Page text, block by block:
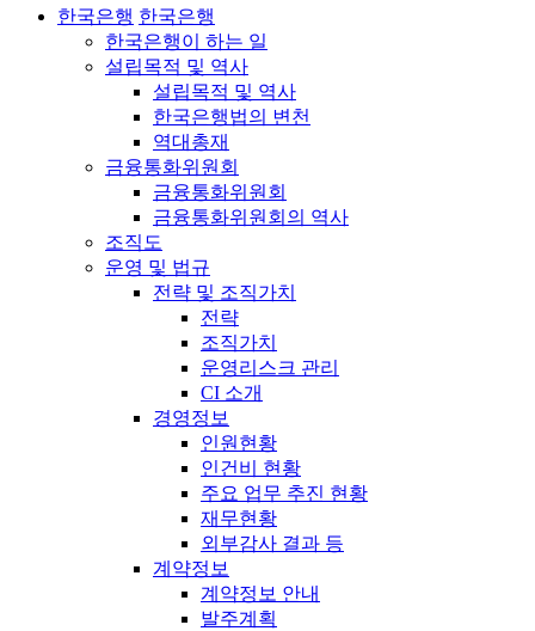
한국은행 한국은행
한국은행이 하는 일
설립목적 및 역사
설립목적 및 역사
한국은행법의 변천
역대총재
금융통화위원회
금융통화위원회
금융통화위원회의 역사
조직도
운영 및 법규
전략 및 조직가치
전략
조직가치
운영리스크 관리
CI 소개
경영정보
인원현황
인건비 현황
주요 업무 추진 현황
재무현황
외부감사 결과 등
계약정보
계약정보 안내
발주계획